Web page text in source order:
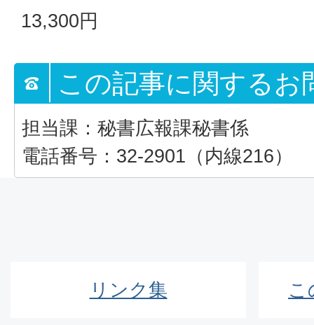
13,300円
この記事に関するお
担当課：秘書広報課秘書係
電話番号：32-2901（内線216）
リンク集 こ